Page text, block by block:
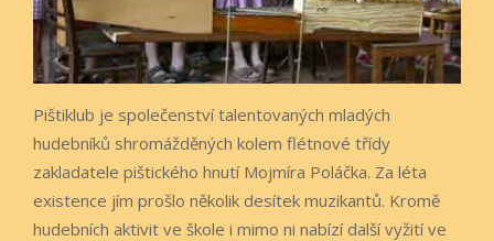
Pištiklub je společenství talentovaných mladých
hudebníků shromážděných kolem flétnové třídy
zakladatele pištického hnutí Mojmíra Poláčka. Za léta
existence jím prošlo několik desítek muzikantů. Kromě
hudebních aktivit ve škole i mimo ni nabízí další vyžití ve